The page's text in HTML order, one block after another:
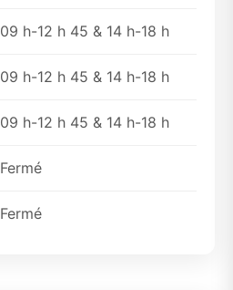
09 h-12 h 45 & 14 h-18 h
09 h-12 h 45 & 14 h-18 h
09 h-12 h 45 & 14 h-18 h
Fermé
Fermé